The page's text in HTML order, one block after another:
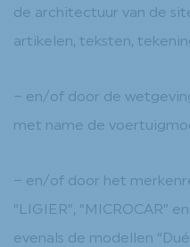
de architectuur van de
artikelen, teksten,
– en/of door de
met name de
– en/of door het
“LIGIER”, “MICROCAR”
evenals de modellen